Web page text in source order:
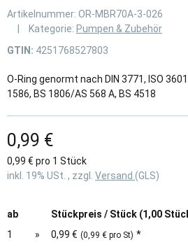
Artikelnummer: OR-MBR70A-3-026
Kategorie: Pumpen & Zubehör
GTIN: 4251768527803
O-Ring genormt nach DIN 3771, ISO
1586, BS 1806/AS 568 A, BS 4518
0,99 €
0,99 € pro 1 Stück
inkl. 19% USt. , zzgl. Versand (GLS)
ab
Stückpreis / Stück (1,00
1
» 0,99 € (0,99 € pro St) *